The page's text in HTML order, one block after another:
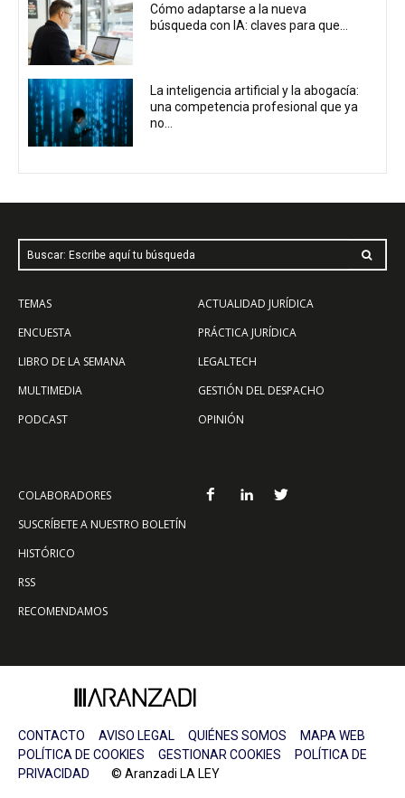
Cómo adaptarse a la nueva
búsqueda con IA: claves para que...
La inteligencia artificial y la abogacía:
una competencia profesional que ya
no...
Buscar: Escribe aquí tu búsqueda
TEMAS
ENCUESTA
LIBRO DE LA SEMANA
MULTIMEDIA
PODCAST
ACTUALIDAD JURÍDICA
PRÁCTICA JURÍDICA
LEGALTECH
GESTIÓN DEL DESPACHO
OPINIÓN
COLABORADORES
SUSCRÍBETE A NUESTRO BOLETÍN
HISTÓRICO
RSS
RECOMENDAMOS
CONTACTO AVISO LEGAL QUIÉNES SOMOS
MAPA WEB
POLÍTICA DE COOKIES
GESTIONAR COOKIES
POLÍTICA DE
PRIVACIDAD © Aranzadi LA LEY